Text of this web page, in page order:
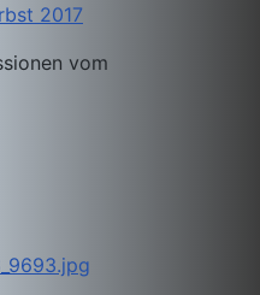
2017
vom